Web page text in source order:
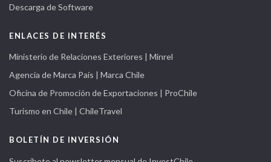
Descarga de Software
ENLACES DE INTERÉS
Ministerio de Relaciones Exteriores | Minrel
Agencia de Marca País | Marca Chile
Oficina de Promoción de Exportaciones | ProChile
Turismo en Chile | ChileTravel
BOLETÍN DE INVERSIÓN